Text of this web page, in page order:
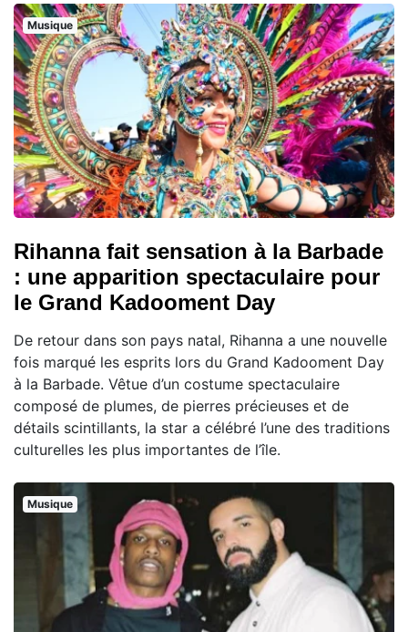
Musique
Rihanna fait sensation à la Barbade
: une apparition spectaculaire pour
le Grand Kadooment Day
De retour dans son pays natal, Rihanna a une nouvelle
fois marqué les esprits lors du Grand Kadooment Day
à la Barbade. Vêtue d’un costume spectaculaire
composé de plumes, de pierres précieuses et de
détails scintillants, la star a célébré l’une des traditions
culturelles les plus importantes de l’île.
Musique